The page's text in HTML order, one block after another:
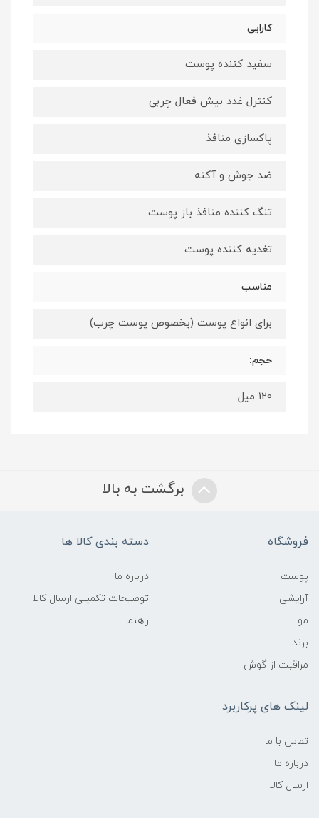
کارایی
سفید کننده پوست
کنترل غدد بیش فعال چربی
پاکسازی منافذ
ضد جوش و آکنه
تنگ کننده منافذ باز پوست
تغدیه کننده پوست
مناسب
برای انواع پوست (بخصوص پوست چرب)
حجم:
120 میل
برگشت به بالا
فروشگاه
پوست
آرایشی
مو
برند
مراقبت از گوش
دسته بندی کالا ها
درباره ما
توضیحات تکمیلی ارسال کالا
راهنما
لینک های پرکاربرد
تماس با ما
درباره ما
ارسال کالا